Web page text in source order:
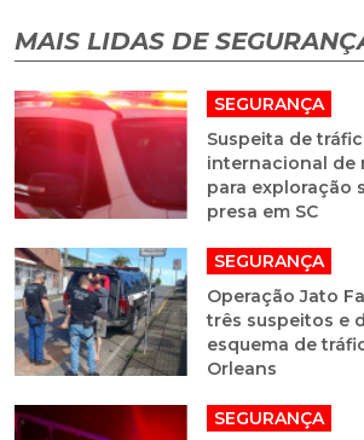
MAIS LIDAS DE
SEGURANÇA
Suspeita de
internacional de
para exploração
presa em SC
SEGURANÇA
Operação Jato
três suspeitos e
esquema de
Orleans
SEGURANÇA